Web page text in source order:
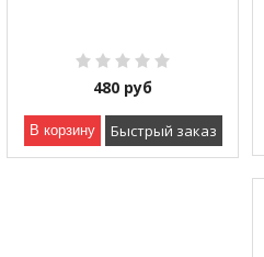
480 руб
В корзину Быстрый заказ